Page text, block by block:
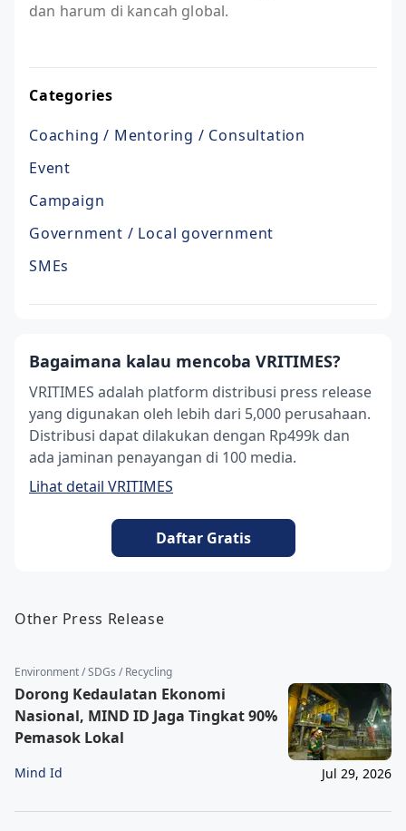
dan harum di kancah global.
Categories
Coaching / Mentoring / Consultation
Event
Campaign
Government / Local government
SMEs
Bagaimana kalau mencoba VRITIMES?
VRITIMES adalah platform distribusi press release
yang digunakan oleh lebih dari 5,000 perusahaan.
Distribusi dapat dilakukan dengan Rp499k dan
ada jaminan penayangan di 100 media.
Lihat detail VRITIMES
Daftar Gratis
Other Press Release
Environment / SDGs / Recycling
Dorong Kedaulatan Ekonomi
Nasional, MIND ID Jaga Tingkat 90%
Pemasok Lokal
Mind Id Jul 29, 2026